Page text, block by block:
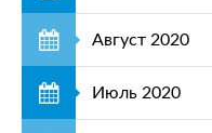
Август 2020
Июль 2020